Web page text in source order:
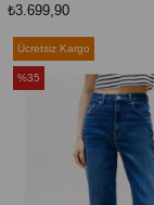
₺3.699,90
Ücretsiz Kargo
%35